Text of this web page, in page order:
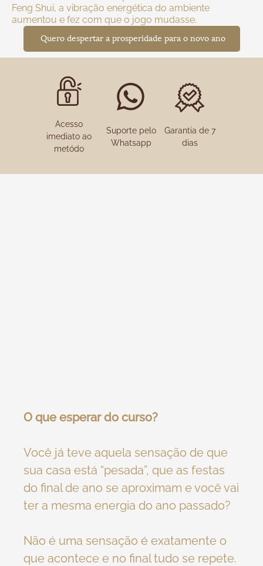
Feng Shui, a vibração energética do ambiente
aumentou e fez com que o jogo mudasse.
Quero despertar a prosperidade para o novo ano
Acesso
imediato ao
metódo
Suporte pelo
Whatsapp
Garantia de 7
dias
O que esperar do curso?
Você já teve aquela sensação de que
sua casa está “pesada”, que as festas
do final de ano se aproximam e você vai
ter a mesma energia do ano passado?
Não é uma sensação é exatamente o
que acontece e no final tudo se repete.